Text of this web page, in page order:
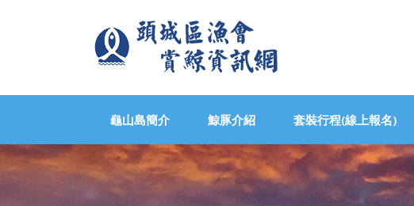
龜山島簡介 鯨豚介紹 套裝行程(線上報名)